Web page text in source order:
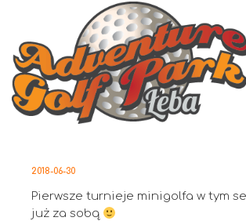
2018-06-30
Pierwsze turnieje minigolfa w tym
już za sobą